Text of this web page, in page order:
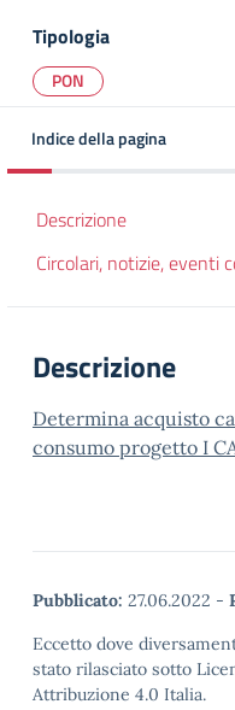
Tipologia
PON
Indice della pagina
Descrizione
Circolari, notizie, eventi
Descrizione
Determina acquisto
consumo progetto I
Pubblicato: 27.06.2022 -
Eccetto dove
stato rilasciato sotto
Attribuzione 4.0 Italia.